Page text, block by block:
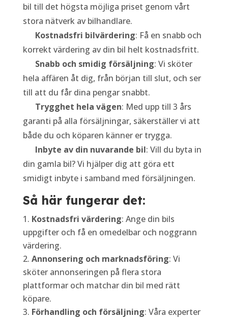
bil till det högsta möjliga priset genom vårt
stora nätverk av bilhandlare.
Kostnadsfri bilvärdering: Få en snabb och
korrekt värdering av din bil helt kostnadsfritt.
Snabb och smidig försäljning: Vi sköter
hela affären åt dig, från början till slut, och ser
till att du får dina pengar snabbt.
Trygghet hela vägen: Med upp till 3 års
garanti på alla försäljningar, säkerställer vi att
både du och köparen känner er trygga.
Inbyte av din nuvarande bil: Vill du byta in
din gamla bil? Vi hjälper dig att göra ett
smidigt inbyte i samband med försäljningen.
Så här fungerar det:
Kostnadsfri värdering: Ange din bils
uppgifter och få en omedelbar och noggrann
värdering.
Annonsering och marknadsföring: Vi
sköter annonseringen på flera stora
plattformar och matchar din bil med rätt
köpare.
Förhandling och försäljning: Våra experter